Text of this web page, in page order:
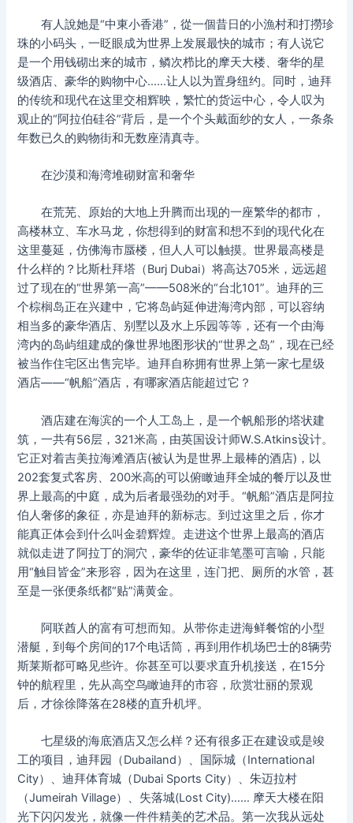
有人說她是“中東小香港”，從一個昔日的小漁村和打撈珍
珠的小码头，一眨眼成为世界上发展最快的城市；有人说它
是一个用钱砌出来的城市，鳞次栉比的摩天大楼、奢华的星
级酒店、豪华的购物中心……让人以为置身纽约。同时，迪拜
的传统和现代在这里交相辉映，繁忙的货运中心，令人叹为
观止的“阿拉伯硅谷”背后，是一个个头戴面纱的女人，一条条
年数已久的购物街和无数座清真寺。
在沙漠和海湾堆砌财富和奢华
在荒芜、原始的大地上升腾而出现的一座繁华的都市，
高楼林立、车水马龙，你想得到的财富和想不到的现代化在
这里蔓延，仿佛海市蜃楼，但人人可以触摸。世界最高楼是
什么样的？比斯杜拜塔（Burj Dubai）将高达705米，远远超
过了现在的“世界第一高”——508米的“台北101”。迪拜的三
个棕榈岛正在兴建中，它将岛屿延伸进海湾内部，可以容纳
相当多的豪华酒店、别墅以及水上乐园等等，还有一个由海
湾内的岛屿组建成的像世界地图形状的“世界之岛”，现在已经
被当作住宅区出售完毕。迪拜自称拥有世界上第一家七星级
酒店——“帆船”酒店，有哪家酒店能超过它？
酒店建在海滨的一个人工岛上，是一个帆船形的塔状建
筑，一共有56层，321米高，由英国设计师W.S.Atkins设计。
它正对着吉美拉海滩酒店(被认为是世界上最棒的酒店)，以
202套复式客房、200米高的可以俯瞰迪拜全城的餐厅以及世
界上最高的中庭，成为后者最强劲的对手。“帆船”酒店是阿拉
伯人奢侈的象征，亦是迪拜的新标志。到过这里之后，你才
能真正体会到什么叫金碧辉煌。走进这个世界上最高的酒店
就似走进了阿拉丁的洞穴，豪华的佐证非笔墨可言喻，只能
用“触目皆金”来形容，因为在这里，连门把、厕所的水管，甚
至是一张便条纸都“贴”满黄金。
阿联酋人的富有可想而知。从带你走进海鲜餐馆的小型
潜艇，到每个房间的17个电话筒，再到用作机场巴士的8辆劳
斯莱斯都可略见些许。你甚至可以要求直升机接送，在15分
钟的航程里，先从高空鸟瞰迪拜的市容，欣赏壮丽的景观
后，才徐徐降落在28楼的直升机坪。
七星级的海底酒店又怎么样？还有很多正在建设或是竣
工的项目，迪拜园（Dubailand）、国际城（International
City）、迪拜体育城（Dubai Sports City）、朱迈拉村
（Jumeirah Village）、失落城(Lost City)…… 摩天大楼在阳
光下闪闪发光，就像一件件精美的艺术品。第一次我从远处